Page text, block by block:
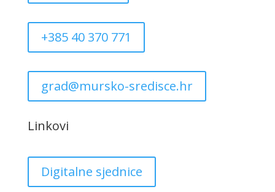
+385 40 370 771
grad@mursko-sredisce.hr
Linkovi
Digitalne sjednice